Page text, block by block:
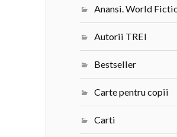
Anansi. World
Autorii TREI
Bestseller
Carte pentru copii
Carti